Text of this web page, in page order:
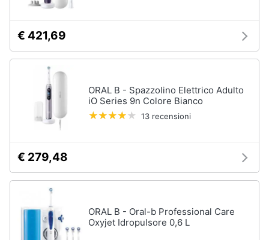
€ 421,69
ORAL B - Spazzolino Elettrico Adulto
iO Series 9n Colore Bianco
13 recensioni
€ 279,48
ORAL B - Oral-b Professional Care
Oxyjet Idropulsore 0,6 L